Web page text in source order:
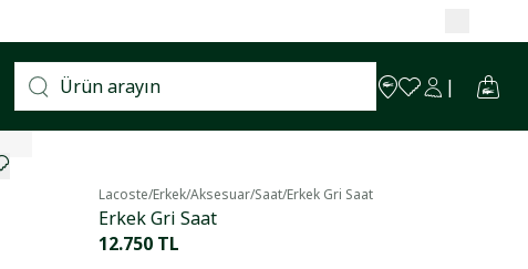
Lacoste/Erkek/Aksesuar/Saat/Erkek Gri Saat
Erkek Gri Saat
12.750 TL